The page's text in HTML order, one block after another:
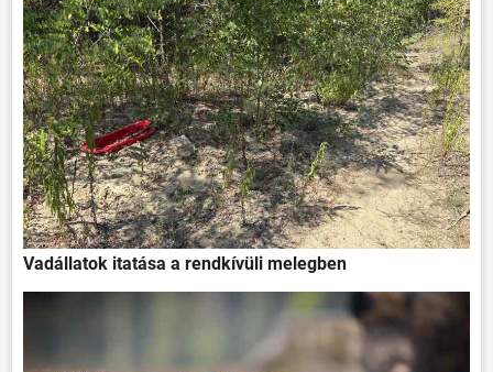
Vadállatok itatása a rendkívüli melegben